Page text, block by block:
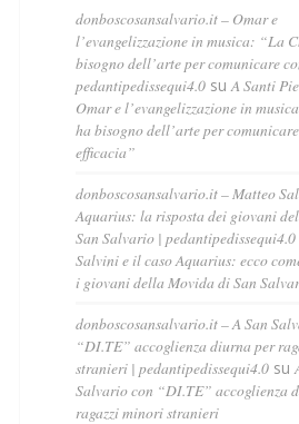
donboscosansalvario.it – Omar e
l’evangelizzazione in musica: “La
bisogno dell’arte per comunicare
pedantipedissequi4.0 suA Santi
Omar e l’evangelizzazione in
ha bisogno dell’arte per
efficacia”
donboscosansalvario.it – Matteo
Aquarius: la risposta dei giovani
San Salvario | pedantipedissequi4.0
Salvini e il caso Aquarius: ecco
i giovani della Movida di San
donboscosansalvario.it – A San
“DI.TE” accoglienza diurna per
stranieri | pedantipedissequi4.0 su
Salvario con “DI.TE” accoglienza
ragazzi minori stranieri